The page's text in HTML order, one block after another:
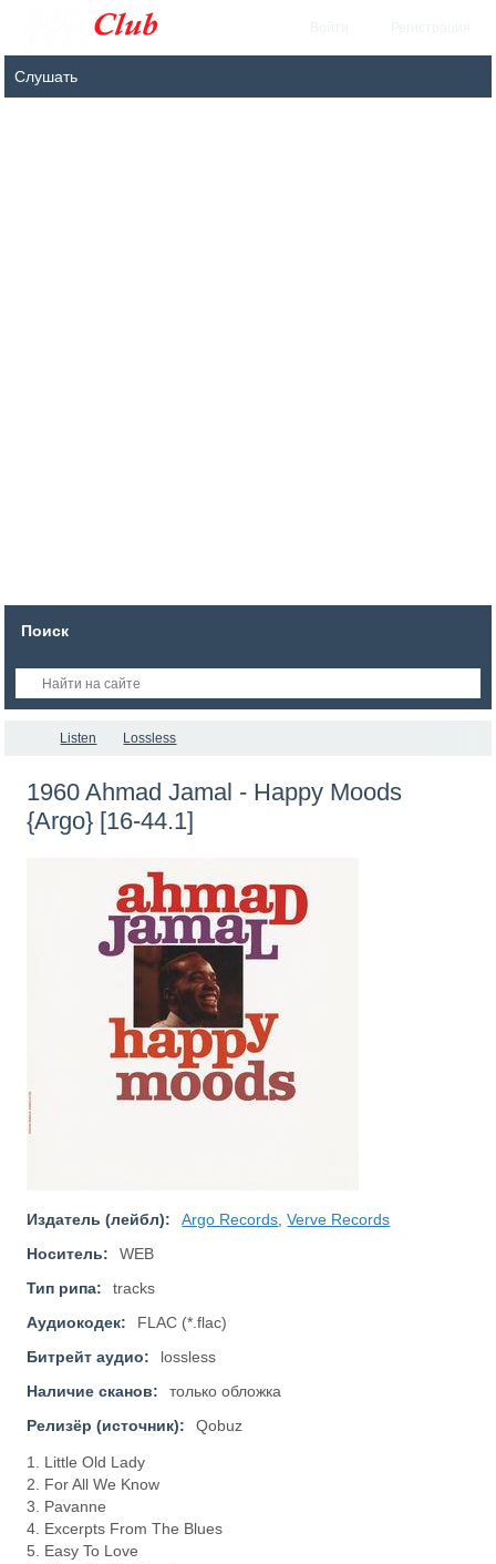
Поиск
Listen Lossless
1960 Ahmad Jamal - Happy Moods
{Argo} [16-44.1]
Издатель (лейбл): Argo Records ,Verve Records
Носитель:
WEB
Тип рипа:
tracks
Аудиокодек:
FLAC (*.flac)
Битрейт аудио:
lossless
Наличие сканов:
только обложка
Релизёр (источник):
Qobuz
1. Little Old Lady
2. For All We Know
3. Pavanne
4. Excerpts From The Blues
5. Easy To Love